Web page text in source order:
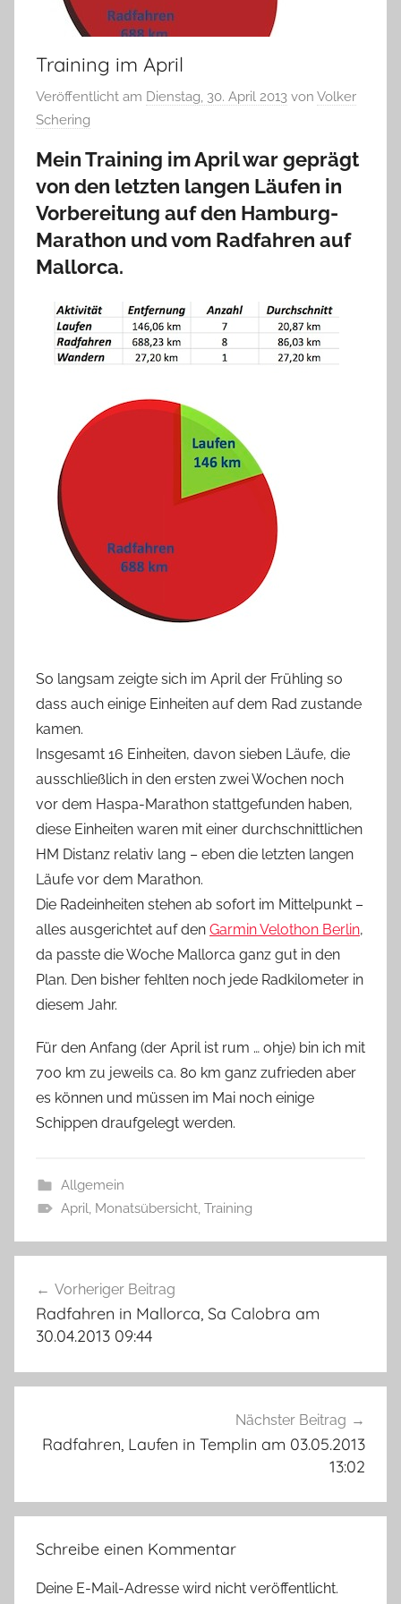
Training im April
Veröffentlicht am Dienstag, 30. April 2013 von Volker
Schering
Mein Training im April war geprägt
von den letzten langen Läufen in
Vorbereitung auf den Hamburg-
Marathon und vom Radfahren auf
Mallorca.
So langsam zeigte sich im April der Frühling so
dass auch einige Einheiten auf dem Rad zustande
kamen.
Insgesamt 16 Einheiten, davon sieben Läufe, die
ausschließlich in den ersten zwei Wochen noch
vor dem Haspa-Marathon stattgefunden haben,
diese Einheiten waren mit einer durchschnittlichen
HM Distanz relativ lang – eben die letzten langen
Läufe vor dem Marathon.
Die Radeinheiten stehen ab sofort im Mittelpunkt –
alles ausgerichtet auf den Garmin Velothon Berlin,
da passte die Woche Mallorca ganz gut in den
Plan. Den bisher fehlten noch jede Radkilometer in
diesem Jahr.
Für den Anfang (der April ist rum … ohje) bin ich mit
700 km zu jeweils ca. 80 km ganz zufrieden aber
es können und müssen im Mai noch einige
Schippen draufgelegt werden.
Allgemein
April, Monatsübersicht, Training
Vorheriger Beitrag
Radfahren in Mallorca, Sa Calobra am
30.04.2013 09:44
Nächster Beitrag
Radfahren, Laufen in Templin am 03.05.2013
13:02
Schreibe einen Kommentar
Deine E-Mail-Adresse wird nicht veröffentlicht.